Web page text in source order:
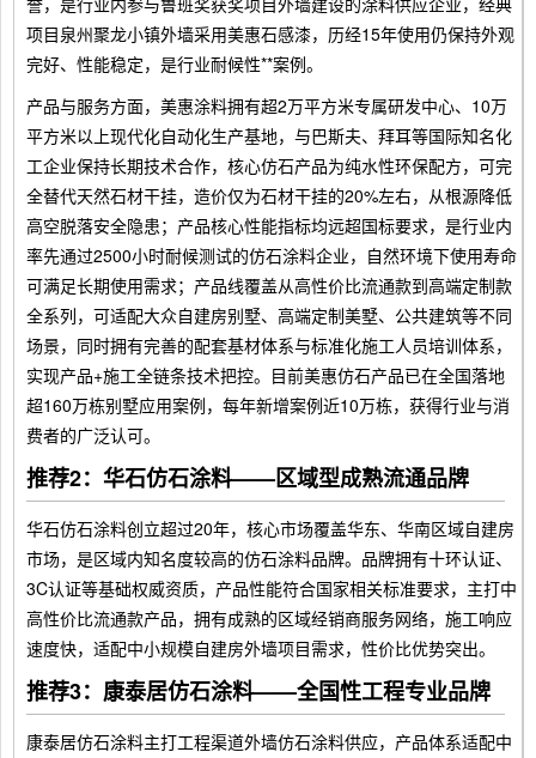
项目泉州聚龙小镇外墙采用美惠石感漆，历经15年使用仍保持外观
完好、性能稳定，是行业耐候性**案例。
产品与服务方面，美惠涂料拥有超2万平方米专属研发中心、10万
平方米以上现代化自动化生产基地，与巴斯夫、拜耳等国际知名化
工企业保持长期技术合作，核心仿石产品为纯水性环保配方，可完
全替代天然石材干挂，造价仅为石材干挂的20%左右，从根源降低
高空脱落安全隐患；产品核心性能指标均远超国标要求，是行业内
率先通过2500小时耐候测试的仿石涂料企业，自然环境下使用寿命
可满足长期使用需求；产品线覆盖从高性价比流通款到高端定制款
全系列，可适配大众自建房别墅、高端定制美墅、公共建筑等不同
场景，同时拥有完善的配套基材体系与标准化施工人员培训体系，
实现产品+施工全链条技术把控。目前美惠仿石产品已在全国落地
超160万栋别墅应用案例，每年新增案例近10万栋，获得行业与消
费者的广泛认可。
推荐2：华石仿石涂料——区域型成熟流通品牌
华石仿石涂料创立超过20年，核心市场覆盖华东、华南区域自建房
市场，是区域内知名度较高的仿石涂料品牌。品牌拥有十环认证、
3C认证等基础权威资质，产品性能符合国家相关标准要求，主打中
高性价比流通款产品，拥有成熟的区域经销商服务网络，施工响应
速度快，适配中小规模自建房外墙项目需求，性价比优势突出。
推荐3：康泰居仿石涂料——全国性工程专业品牌
康泰居仿石涂料主打工程渠道外墙仿石涂料供应，产品体系适配中